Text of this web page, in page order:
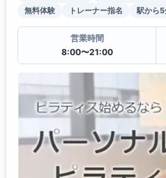
無料体験
トレーナー指名 駅から
営業時間
8:00〜21:00